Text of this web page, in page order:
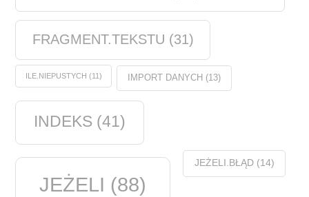
FRAGMENT.TEKSTU (31)
ILE.NIEPUSTYCH (11) IMPORT DANYCH (13)
INDEKS (41)
JEŻELI (88)
JEŻELI.BŁĄD(14)